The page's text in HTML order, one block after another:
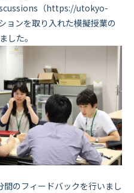
（https://utokyo-
ンを取り入れた模擬授業の
した。
のフィードバックを行いまし